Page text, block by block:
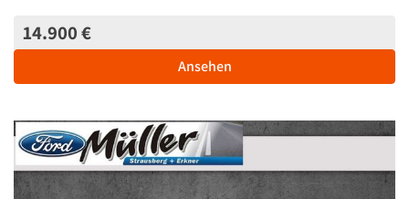
14.900 €
Ansehen